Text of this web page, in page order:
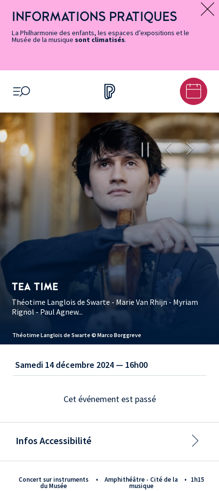
page
Accessibilité
accès
rapides
principal
contenu
principal
page
Message d’information
INFORMATIONS PRATIQUES
La Philharmonie des enfants, les espaces d’expositions et le
Musée de la musique sont climatisés.
OUVRIR LE MENU
Théotime Langlois de Swarte © Marco Borggreve
TEA TIME
Théotime Langlois de Swarte - Marie Van Rhijn - Myriam
Rignol - Paul Agnew...
Concert sur instruments
du Musée
• Amphithéâtre - Cité de la
musique
• 1h15
Samedi 14 décembre 2024 — 16h00
Cet événement est passé
Infos Accessibilité